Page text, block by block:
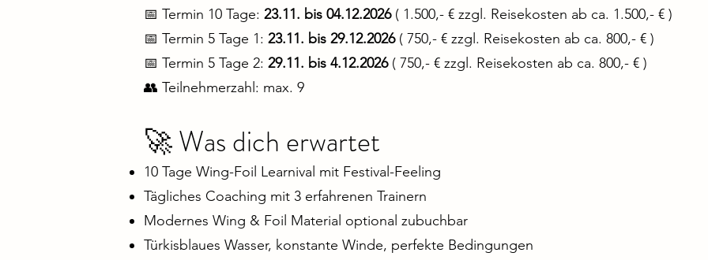
📅 Termin 10 Tage: 23.11. bis 04.12.2026 ( 1.500,- € zzgl. Reisekosten ab ca. 1.500,- € )
📅 Termin 5 Tage 1: 23.11. bis 29.12.2026 ( 750,- € zzgl. Reisekosten ab ca. 800,- € )
📅 Termin 5 Tage 2: 29.11. bis 4.12.2026 ( 750,- € zzgl. Reisekosten ab ca. 800,- € )
👥 Teilnehmerzahl: max. 9
🚀 Was dich erwartet
10 Tage Wing-Foil Learnival mit Festival-Feeling
Tägliches Coaching mit 3 erfahrenen Trainern
Modernes Wing & Foil Material optional zubuchbar
Türkisblaues Wasser, konstante Winde, perfekte Bedingungen